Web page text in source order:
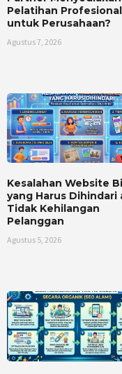
Pelatihan Profesional
untuk Perusahaan?
Agustus 7, 2026
Kesalahan Website
yang Harus Dihindari
Tidak Kehilangan
Pelanggan
Agustus 5, 2026